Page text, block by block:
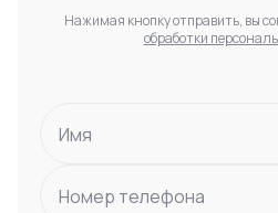
Нажимая кнопку отправить, вы
обработки
Имя
Номер телефона